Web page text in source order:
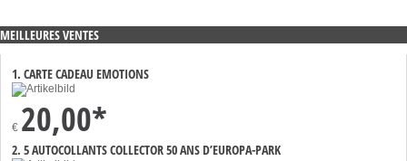
MEILLEURES VENTES
1. CARTE CADEAU EMOTIONS
€ 20,00*
2. 5 AUTOCOLLANTS COLLECTOR 50 ANS D’EUROPA-PARK